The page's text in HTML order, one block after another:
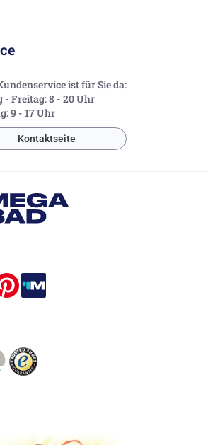
ist für Sie da:
- Freitag: 8 - 20 Uhr
9 - 17 Uhr
Kontaktseite